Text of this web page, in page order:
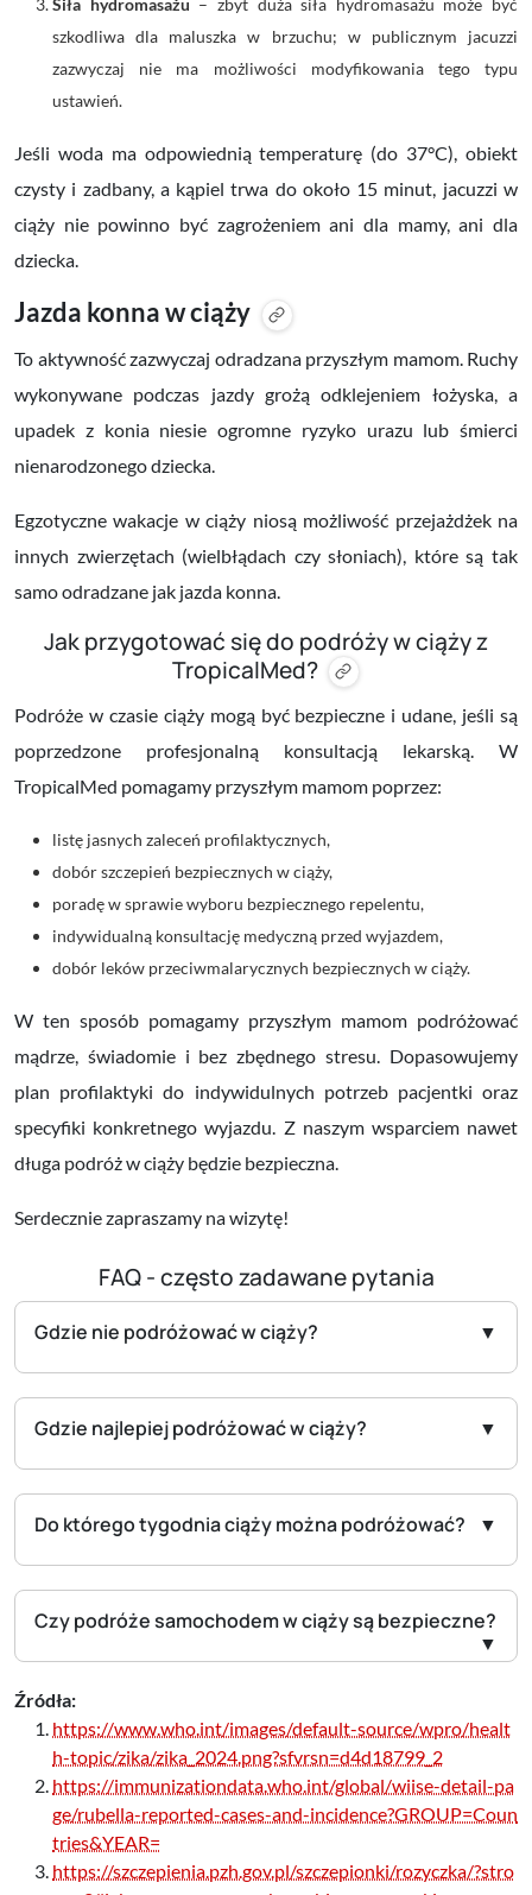
Siła hydromasażu – zbyt duża siła hydromasażu może być
szkodliwa dla maluszka w brzuchu; w publicznym jacuzzi
zazwyczaj nie ma możliwości modyfikowania tego typu
ustawień.
Jeśli woda ma odpowiednią temperaturę (do 37°C), obiekt
czysty i zadbany, a kąpiel trwa do około 15 minut, jacuzzi w
ciąży nie powinno być zagrożeniem ani dla mamy, ani dla
dziecka.
Jazda konna w ciąży
To aktywność zazwyczaj odradzana przyszłym mamom. Ruchy
wykonywane podczas jazdy grożą odklejeniem łożyska, a
upadek z konia niesie ogromne ryzyko urazu lub śmierci
nienarodzonego dziecka.
Egzotyczne wakacje w ciąży niosą możliwość przejażdżek na
innych zwierzętach (wielbłądach czy słoniach), które są tak
samo odradzane jak jazda konna.
Jak przygotować się do podróży w ciąży z
TropicalMed?
Podróże w czasie ciąży mogą być bezpieczne i udane, jeśli są
poprzedzone profesjonalną konsultacją lekarską. W
TropicalMed pomagamy przyszłym mamom poprzez:
listę jasnych zaleceń profilaktycznych,
dobór szczepień bezpiecznych w ciąży,
poradę w sprawie wyboru bezpiecznego repelentu,
indywidualną konsultację medyczną przed wyjazdem,
dobór leków przeciwmalarycznych bezpiecznych w ciąży.
W ten sposób pomagamy przyszłym mamom podróżować
mądrze, świadomie i bez zbędnego stresu. Dopasowujemy
plan profilaktyki do indywidulnych potrzeb pacjentki oraz
specyfiki konkretnego wyjazdu. Z naszym wsparciem nawet
długa podróż w ciąży będzie bezpieczna.
Serdecznie zapraszamy na wizytę!
FAQ - często zadawane pytania
Gdzie nie podróżować w ciąży?
Gdzie najlepiej podróżować w ciąży?
Do którego tygodnia ciąży można podróżować?
Czy podróże samochodem w ciąży są bezpieczne?
Źródła:
https://www.who.int/images/default-source/wpro/healt
h-topic/zika/zika_2024.png?sfvrsn=d4d18799_2
https://immunizationdata.who.int/global/wiise-detail-pa
ge/rubella-reported-cases-and-incidence?GROUP=Coun
tries&YEAR=
https://szczepienia.pzh.gov.pl/szczepionki/rozyczka/?stro